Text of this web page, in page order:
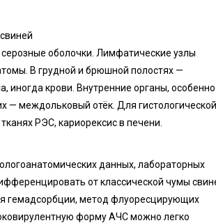
оболочки. Лимфатические узлы
В грудной и брюшной полостях —
иногда крови. Внутренние органы, особенно
— междольковый отёк. Для гистологической
РЭС, кариорексис в печени.
данных, лабораторных
от классической чумы
гемадсорбции, метод флуоресцирующих
форму АЧС можно легко